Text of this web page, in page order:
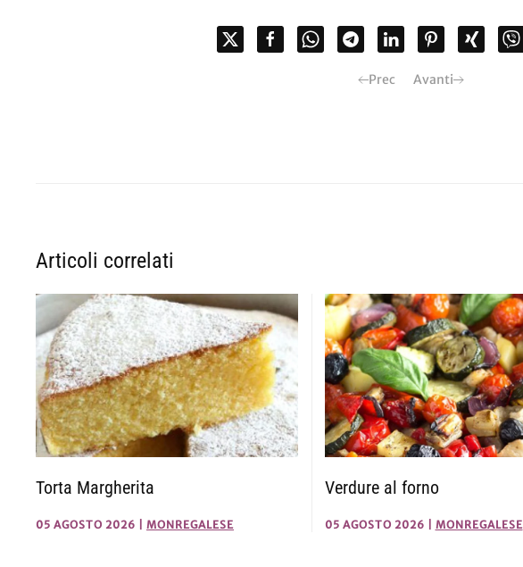
Prec Avanti
Articoli correlati
Torta Margherita
05 AGOSTO 2026 MONREGALESE
Verdure al forno
05 AGOSTO 2026 MONREGALESE